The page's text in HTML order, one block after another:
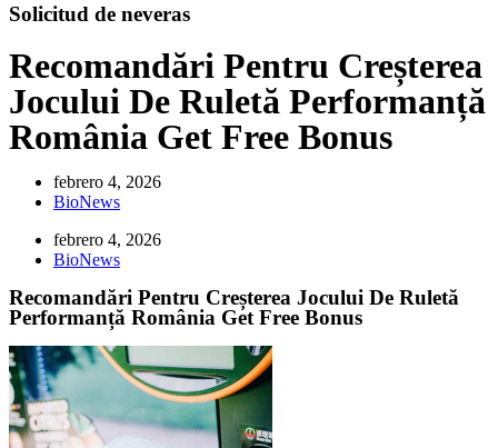
Solicitud de neveras
Recomandări Pentru Creșterea
Jocului De Ruletă Performanță
România Get Free Bonus
febrero 4, 2026
BioNews
febrero 4, 2026
BioNews
Recomandări Pentru Creșterea Jocului De Ruletă
Performanță România Get Free Bonus